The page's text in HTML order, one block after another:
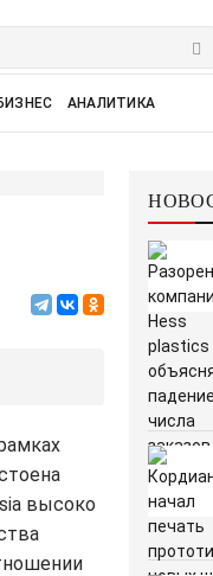
АНАЛИТИКА
высоко